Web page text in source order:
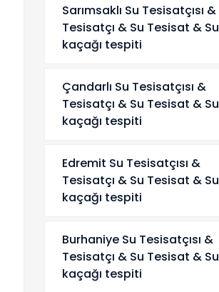
Sarımsaklı Su Tesisatçısı &
Tesisatçı & Su Tesisat & Su
kaçağı tespiti
Çandarlı Su Tesisatçısı &
Tesisatçı & Su Tesisat & Su
kaçağı tespiti
Edremit Su Tesisatçısı &
Tesisatçı & Su Tesisat & Su
kaçağı tespiti
Burhaniye Su Tesisatçısı &
Tesisatçı & Su Tesisat & Su
kaçağı tespiti